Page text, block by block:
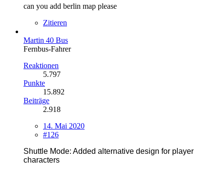
can you add berlin map please
Zitieren
Martin 40 Bus
Fernbus-Fahrer
Reaktionen
5.797
Punkte
15.892
Beiträge
2.918
14. Mai 2020
#126
Shuttle Mode: Added alternative design for player
characters